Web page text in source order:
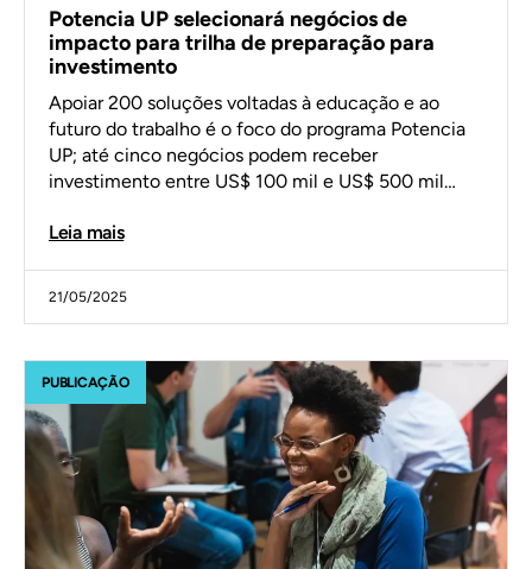
Potencia UP selecionará negócios de
impacto para trilha de preparação para
investimento
Apoiar 200 soluções voltadas à educação e ao
futuro do trabalho é o foco do programa Potencia
UP; até cinco negócios podem receber
investimento entre US$ 100 mil e US$ 500 mil…
Leia mais
21/05/2025
PUBLICAÇÃO